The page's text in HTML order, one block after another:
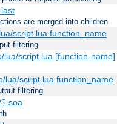
are merged into children
script.lua function_name
filtering
script.lua [function-name]
lua/script.lua function_name
filtering